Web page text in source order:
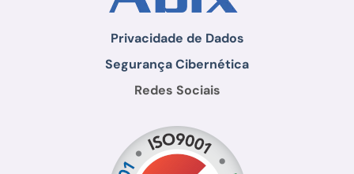
Privacidade de Dados
Segurança Cibernética
Redes Sociais